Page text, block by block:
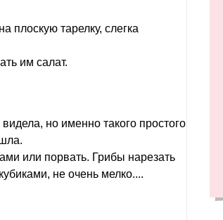
плоскую тарелку, слегка
им салат.
но именно такого простого
или порвать. Грибы нарезать
не очень мелко....